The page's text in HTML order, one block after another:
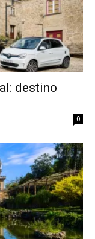
destino
0